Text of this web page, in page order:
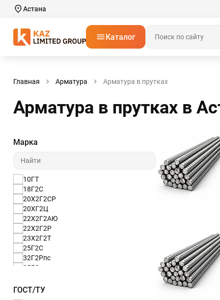
Астана
Каталог
Главная Арматура Арматура в прутках
Арматура в прутках в
Марка
10ГТ
18Г2С
20Х2Г2СР
20ХГ2Ц
22Х2Г2АЮ
22Х2Г2Р
23Х2Г2Т
25Г2С
32Г2Рпс
35ГС
Ст3кп
ГОСТ/ТУ